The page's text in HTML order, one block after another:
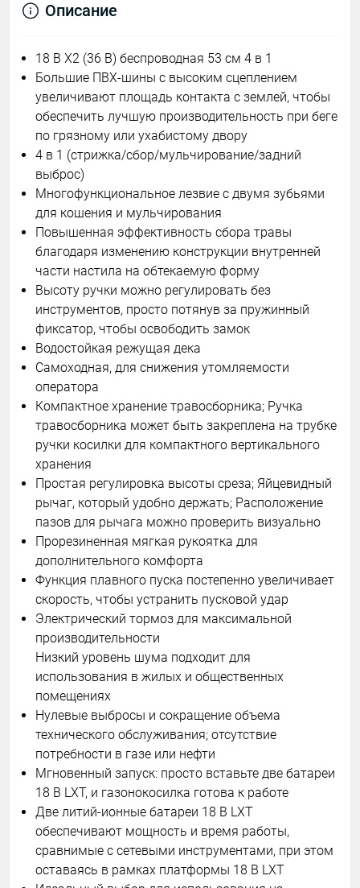
Описание
18 В X2 (36 В) беспроводная 53 см 4 в 1
Большие ПВХ-шины с высоким сцеплением
увеличивают площадь контакта с землей, чтобы
обеспечить лучшую производительность при беге
по грязному или ухабистому двору
4 в 1 (стрижка/сбор/мульчирование/задний
выброс)
Многофункциональное лезвие с двумя зубьями
для кошения и мульчирования
Повышенная эффективность сбора травы
благодаря изменению конструкции внутренней
части настила на обтекаемую форму
Высоту ручки можно регулировать без
инструментов, просто потянув за пружинный
фиксатор, чтобы освободить замок
Водостойкая режущая дека
Самоходная, для снижения утомляемости
оператора
Компактное хранение травосборника; Ручка
травосборника может быть закреплена на трубке
ручки косилки для компактного вертикального
хранения
Простая регулировка высоты среза; Яйцевидный
рычаг, который удобно держать; Расположение
пазов для рычага можно проверить визуально
Прорезиненная мягкая рукоятка для
дополнительного комфорта
Функция плавного пуска постепенно увеличивает
скорость, чтобы устранить пусковой удар
Электрический тормоз для максимальной
производительности
Низкий уровень шума подходит для
использования в жилых и общественных
помещениях
Нулевые выбросы и сокращение объема
технического обслуживания; отсутствие
потребности в газе или нефти
Мгновенный запуск: просто вставьте две батареи
18 В LXT, и газонокосилка готова к работе
Две литий-ионные батареи 18 В LXT
обеспечивают мощность и время работы,
сравнимые с сетевыми инструментами, при этом
оставаясь в рамках платформы 18 В LXT